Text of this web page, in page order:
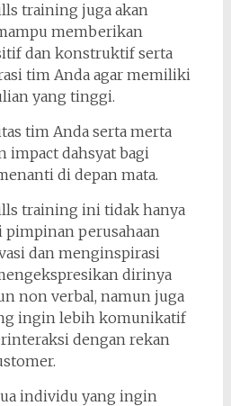
training juga akan
memberikan
dan konstruktif serta
tim Anda agar memiliki
yang tinggi.
tim Anda serta merta
impact dahsyat bagi
di depan mata.
training ini tidak hanya
perusahaan
dan menginspirasi
dirinya
non verbal, namun juga
ingin lebih komunikatif
dengan rekan
individu yang ingin